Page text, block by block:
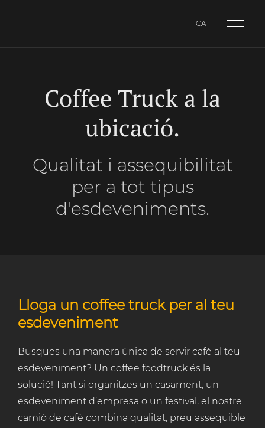
CA
Coffee Truck a la
ubicació.
Qualitat i assequibilitat
per a tot tipus
d'esdeveniments.
Lloga un coffee truck per al teu
esdeveniment
Busques una manera única de servir cafè al teu
esdeveniment? Un coffee foodtruck és la
solució! Tant si organitzes un casament, un
esdeveniment d’empresa o un festival, el nostre
camió de cafè combina qualitat, preu assequible